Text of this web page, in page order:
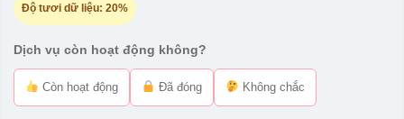
Độ tươi dữ liệu: 20%
Dịch vụ còn hoạt động không?
Còn hoạt động Đã đóng Không chắc